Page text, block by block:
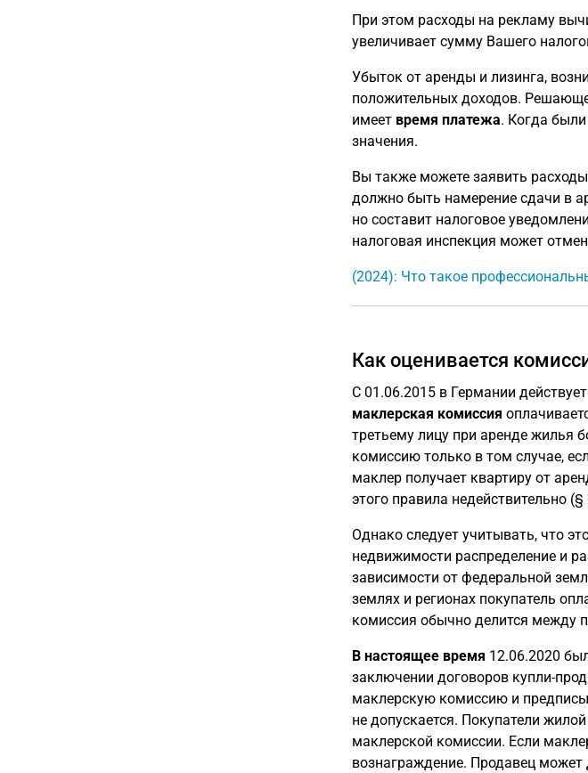
При этом расходы на рекламу
увеличивает сумму Вашего
Убыток от аренды и лизинга,
положительных доходов.
имеет время платежа. Когда
значения.
Вы также можете заявить
должно быть намерение сдачи в
но составит налоговое
налоговая инспекция может
(2024): Что такое
Как оценивается
С 01.06.2015 в Германии
маклерская комиссия
третьему лицу при аренде жилья
комиссию только в том случае,
маклер получает квартиру от
этого правила недействительно
Однако следует учитывать, что
недвижимости распределение и
зависимости от федеральной
землях и регионах покупатель
комиссия обычно делится между
В настоящее время 12.06.2020
заключении договоров купли-
маклерскую комиссию и
не допускается. Покупатели
маклерской комиссии. Если
вознаграждение. Продавец может